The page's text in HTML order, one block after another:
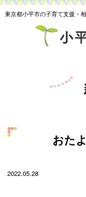
東京都小平市の子育て支援・
おた
2022.05.28